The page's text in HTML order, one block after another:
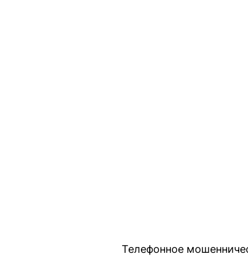
Телефонное